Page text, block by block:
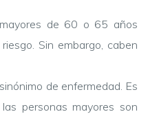
de 60 o 65 años
Sin embargo, caben
de enfermedad. Es
personas mayores son